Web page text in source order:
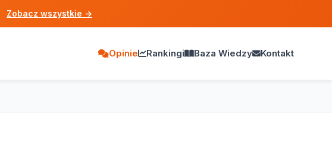
Zobacz wszystkie →
Opinie Rankingi Baza Wiedzy Kontakt